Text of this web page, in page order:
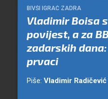
BIVŠI IGRAČ ZADRA
Vladimir Boisa
povijest, a za
zadarskih
prvaci
Piše: Vladimir Radičević